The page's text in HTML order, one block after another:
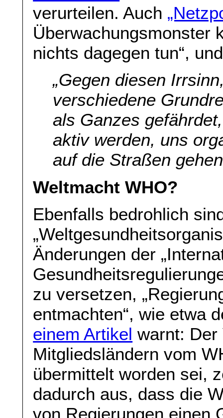
verurteilen. Auch
Überwachungsmonster
nichts dagegen tun“,
„Gegen diesen
verschiedene
als Ganzes
aktiv werden, uns
auf die Straßen
Weltmacht WHO?
Ebenfalls bedrohlich
Änderungen der
zu versetzen,
entmachten“, wie etwa
einem Artikel warnt: Der
Mitgliedsländern vom
übermittelt worden sei,
dadurch aus, dass die
von Regierungen einen